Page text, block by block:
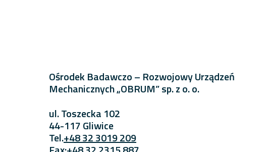
Ośrodek Badawczo – Rozwojowy Urządzeń
Mechanicznych „OBRUM” sp. z o. o.
ul. Toszecka 102
44-117 Gliwice
Tel.+48 32 3019 209